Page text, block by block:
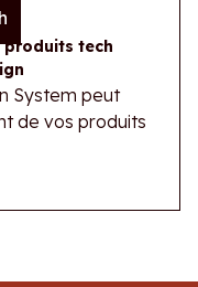
produits tech
System peut
de vos produits